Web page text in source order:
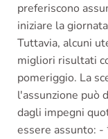
preferiscono
iniziare la
Tuttavia, alcuni
migliori risultati
pomeriggio. La
l'assunzione può
dagli impegni
essere assunto: